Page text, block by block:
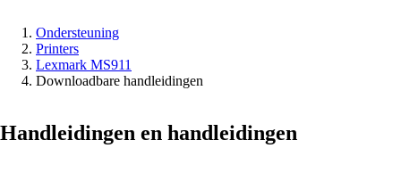
Ondersteuning
Printers
Lexmark MS911
Downloadbare handleidingen
Handleidingen en handleidingen